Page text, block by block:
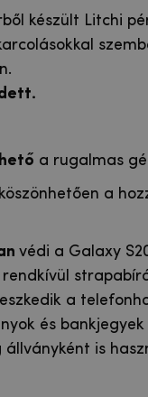
készült Litchi
a rugalmas
a
védi a Galaxy
a
és
is